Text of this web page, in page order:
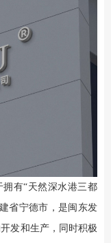
有“天然深水港三都
省宁德市，是闽东发
发和生产，同时积极